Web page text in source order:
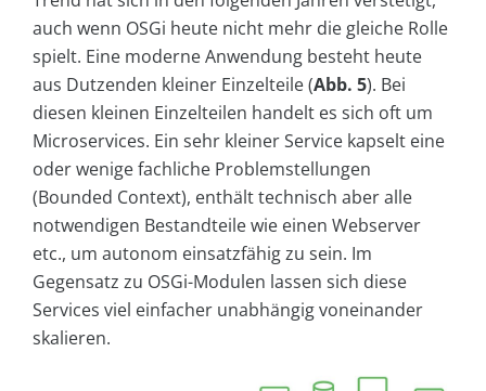
auch wenn OSGi heute nicht mehr die gleiche Rolle
spielt. Eine moderne Anwendung besteht heute
aus Dutzenden kleiner Einzelteile (Abb. 5). Bei
diesen kleinen Einzelteilen handelt es sich oft um
Microservices. Ein sehr kleiner Service kapselt eine
oder wenige fachliche Problemstellungen
(Bounded Context), enthält technisch aber alle
notwendigen Bestandteile wie einen Webserver
etc., um autonom einsatzfähig zu sein. Im
Gegensatz zu OSGi-Modulen lassen sich diese
Services viel einfacher unabhängig voneinander
skalieren.